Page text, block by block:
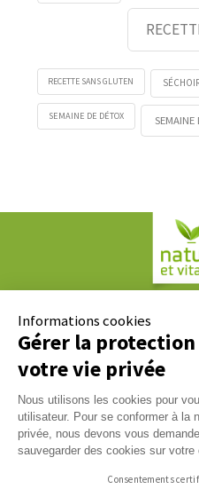
RECETTE SANS GLUTEN
SEMAINE DE DÉTOX SEMAINE
61, rue Paul
69007
Nous répondons à tous vos
09h00 / 17h00. Contactez-
contact.
04 37 65 17 17
Informations cookies
Gérer la protection
votre vie privée
Nous utilisons les cookies pour
utilisateur. Pour se conformer à la
privée, nous devons vous
sauvegarder des cookies sur votre
Consentements